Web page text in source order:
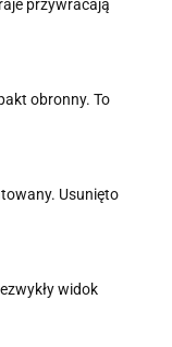
przywracają
obronny. To
Usunięto
widok